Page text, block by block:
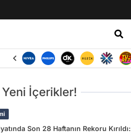
Yeni İçerikler!
Son 28 Haftanın Rekoru Kırıldı: